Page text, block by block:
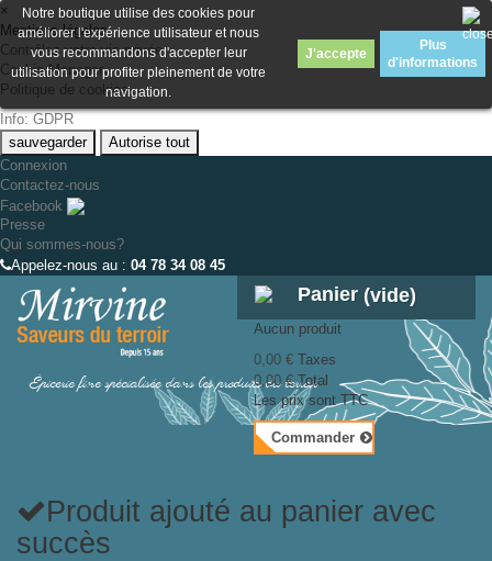
×
Mentions légales
Contrôlez votre vie privée
Cookie Manager
Politique de cookies
Info: GDPR
sauvegarder
Autorise tout
Connexion
Contactez-nous
Facebook
Presse
Qui sommes-nous?
Appelez-nous au : 04 78 34 08 45
Épicerie fine spécialisée dans les produits du terroir
Panier (vide)
Aucun produit
0,00 € Taxes
0,00 € Total
Les prix sont TTC
Commander
Produit ajouté au panier avec
succès
Notre boutique utilise des cookies pour
améliorer l'expérience utilisateur et nous
vous recommandons d'accepter leur
utilisation pour profiter pleinement de votre
navigation.
J'accepte
Plus
d'informations